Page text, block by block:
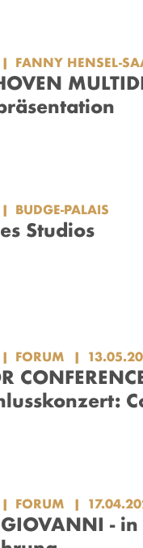
FANNY HENSEL-
BUDGE-PALAIS
Studios
FORUM
FORUM
-